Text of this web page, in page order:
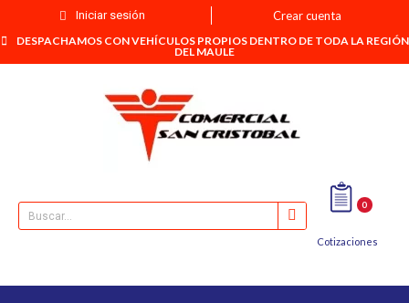
Iniciar sesión Crear cuenta
DESPACHAMOS CON VEHÍCULOS PROPIOS DENTRO DE TODA LA REGIÓN
DEL MAULE
0
Cotizaciones